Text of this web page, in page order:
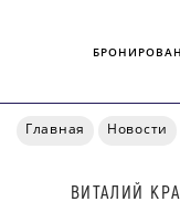
Главная Новости
ВИТАЛИЙ